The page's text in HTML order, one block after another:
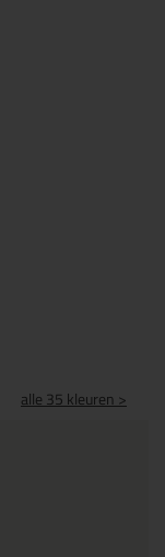
alle 35 kleuren >